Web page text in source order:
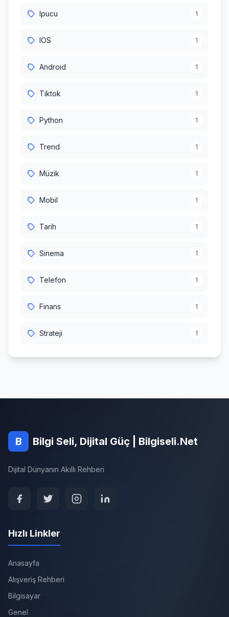
Ipucu 1
IOS 1
Android 1
Tiktok 1
Python 1
Trend 1
Müzik 1
Mobil 1
Tarih 1
Sinema 1
Telefon 1
Finans 1
Strateji 1
B Bilgi Seli, Dijital Güç | Bilgiseli.Net
Dijital Dünyanın Akıllı Rehberi
Hızlı Linkler
Anasayfa
Alışveriş Rehberi
Bilgisayar
Genel